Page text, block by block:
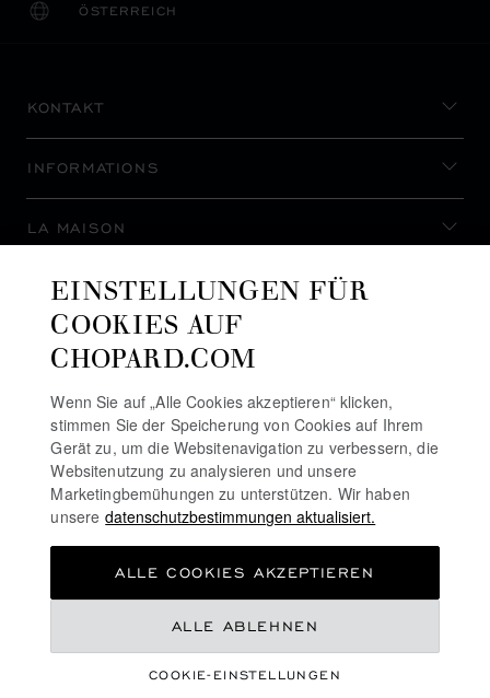
ZUM WARENKORB HINZUFÜGEN
ÖSTERREICH
LOKALISIERUNG (LAND ÄNDERN)
LAND ÄNDERN
KONTAKT
INFORMATIONS
LA MAISON
AUF DEM LAUFENDEN BLEIBEN
NEWSLETTER ABONNIEREN
COOKIE-RICHTLINIE
EINSTELLUNGEN FÜR
COOKIES AUF
CHOPARD.COM
Wenn Sie auf „Alle Cookies akzeptieren“ klicken,
stimmen Sie der Speicherung von Cookies auf Ihrem
Gerät zu, um die Websitenavigation zu verbessern, die
Websitenutzung zu analysieren und unsere
Marketingbemühungen zu unterstützen. Wir haben
unsere datenschutzbestimmungen aktualisiert.
COOKIE-EINSTELLUNGEN
ALLE ABLEHNEN
ALLE COOKIES AKZEPTIEREN